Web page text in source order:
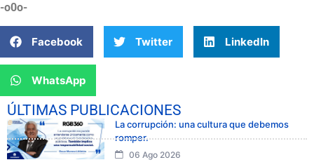
-o0o-
Facebook Twitter LinkedIn
WhatsApp
ÚLTIMAS PUBLICACIONES
La corrupción: una cultura que debemos
romper.
06 Ago 2026